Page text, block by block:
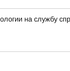
на службу